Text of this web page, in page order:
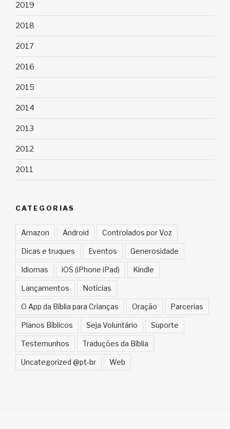
2019
2018
2017
2016
2015
2014
2013
2012
2011
CATEGORIAS
Amazon Android Controlados por Voz
Dicas e truques Eventos Generosidade
Idiomas iOS (iPhone iPad) Kindle
Lançamentos Notícias
O App da Bíblia para Crianças Oração Parcerias
Planos Bíblicos Seja Voluntário Suporte
Testemunhos Traduções da Bíblia
Uncategorized @pt-br Web